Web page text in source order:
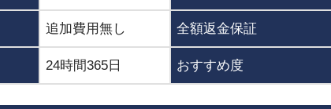
追加費用無し 全額返金保証
24時間365日 おすすめ度